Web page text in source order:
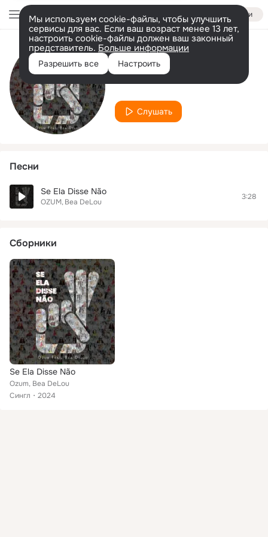
Войти
Мы используем cookie-файлы, чтобы улучшить
сервисы для вас. Если ваш возраст менее 13 лет,
настроить cookie-файлы должен ваш законный
представитель. Больше информации
Разрешить все Настроить
Исполнитель
Bea DeLou
Слушать
Песни
Se Ela Disse Não
OZUM Bea DeLou
3:28
Сборники
Se Ela Disse Não
Ozum, Bea DeLou
Сингл
2024